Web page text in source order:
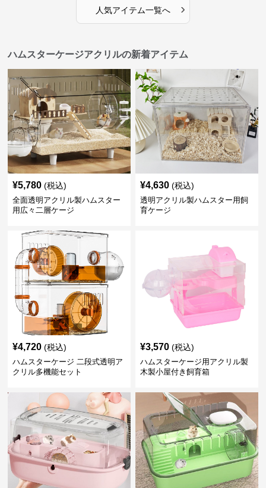
人気アイテム一覧へ ›
ハムスターケージアクリルの新着アイテム
¥5,780 (税込)
全面透明アクリル製ハムスター
用広々二層ケージ
¥4,630 (税込)
透明アクリル製ハムスター用飼
育ケージ
¥4,720 (税込)
ハムスターケージ 二段式透明ア
クリル多機能セット
¥3,570 (税込)
ハムスターケージ用アクリル製
木製小屋付き飼育箱